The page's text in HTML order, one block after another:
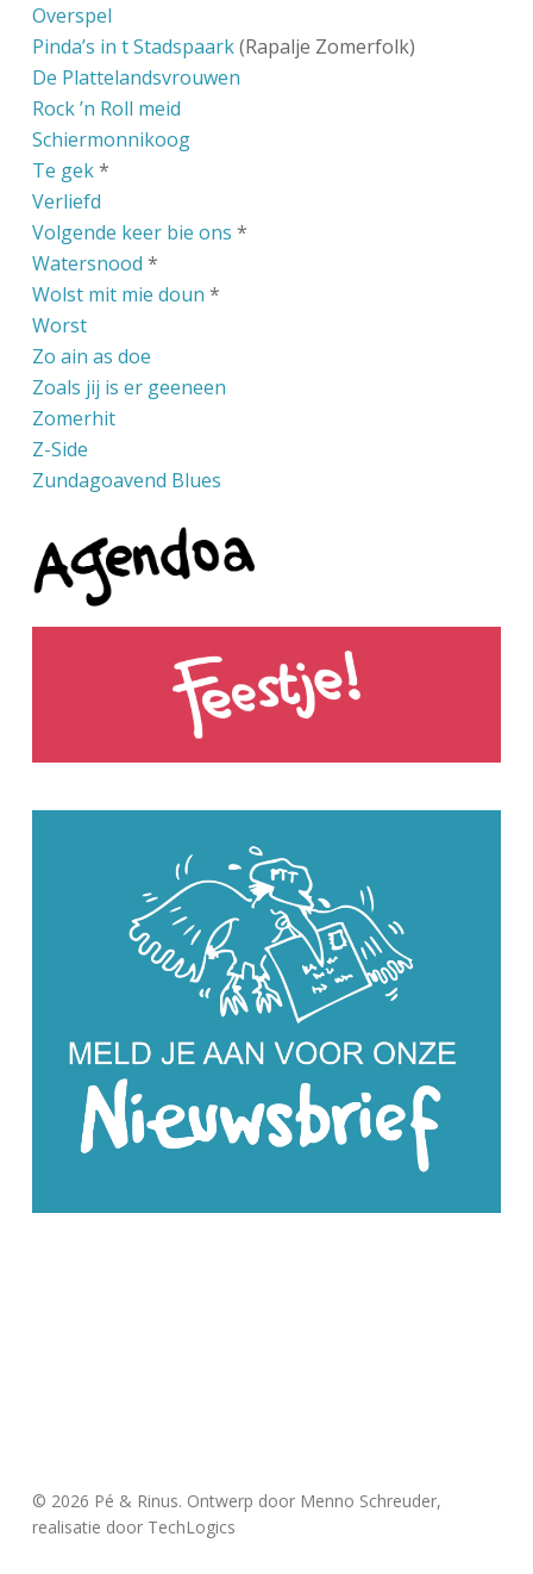
Overspel
Pinda’s in t Stadspaark(Rapalje Zomerfolk)
De Plattelandsvrouwen
Rock ’n Roll meid
Schiermonnikoog
Te gek*
Verliefd
Volgende keer bie ons *
Watersnood *
Wolst mit mie doun *
Worst
Zo ain as doe
Zoals jij is er geeneen
Zomerhit
Z-Side
Zundagoavend Blues
© 2026 Pé & Rinus. Ontwerp door Menno Schreuder,
realisatie door TechLogics